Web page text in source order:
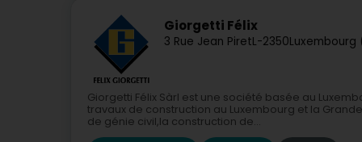
Giorgetti Félix
3 Rue Jean PiretL-2350
Giorgetti Félix Sàrl est une société basée au
travaux de construction au Luxembourg et la
de génie civil,la construction de...